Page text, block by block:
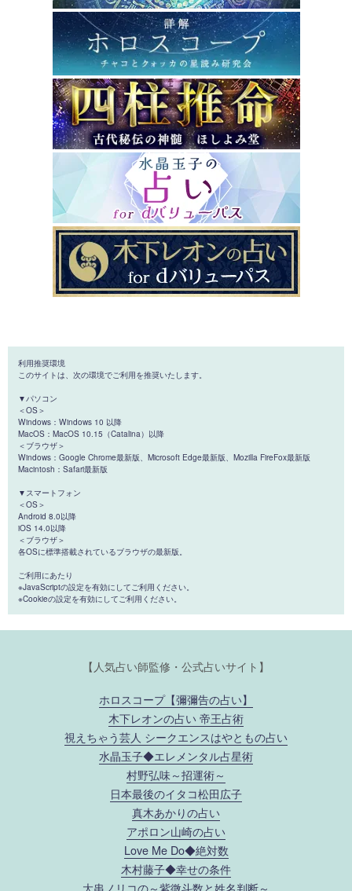
利用推奨環境
このサイトは、次の環境でご利用を推奨いたします。
▼パソコン
＜OS＞
Windows：Windows 10 以降
MacOS：MacOS 10.15（Catalina）以降
＜ブラウザ＞
Windows：Google Chrome最新版、Microsoft Edge最新版、Mozilla FireFox最新版
Macintosh：Safari最新版
▼スマートフォン
＜OS＞
Android 8.0以降
iOS 14.0以降
＜ブラウザ＞
各OSに標準搭載されているブラウザの最新版。
ご利用にあたり
※JavaScriptの設定を有効にしてご利用ください。
※Cookieの設定を有効にしてご利用ください。
【人気占い師監修・公式占いサイト】
ホロスコープ【彌彌告の占い】
木下レオンの占い 帝王占術
視えちゃう芸人 シークエンスはやともの占い
水晶玉子◆エレメンタル占星術
村野弘味～招運術～
日本最後のイタコ松田広子
真木あかりの占い
アポロン山崎の占い
Love Me Do◆絶対数
木村藤子◆幸せの条件
大串ノリコの～紫微斗数と姓名判断～